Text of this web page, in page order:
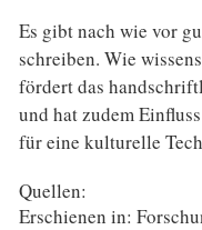
Es gibt nach wie vor
schreiben. Wie
fördert das
und hat zudem
für eine kulturelle
Quellen:
Erschienen in: